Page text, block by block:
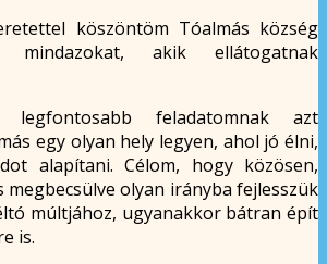
köszöntöm Tóalmás község
mindazokat, akik ellátogatnak
legfontosabb feladatomnak azt
egy olyan hely legyen, ahol jó élni,
alapítani. Célom, hogy közösen,
megbecsülve olyan irányba fejlesszük
múltjához, ugyanakkor bátran épít
is.